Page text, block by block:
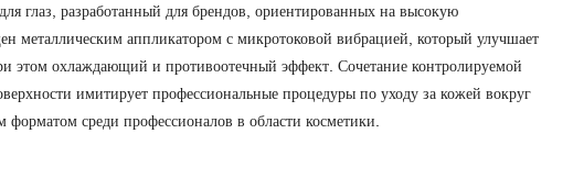
глаз, разработанный для брендов, ориентированных на высокую
металлическим аппликатором с микротоковой вибрацией, который улучшает
этом охлаждающий и противоотечный эффект. Сочетание контролируемой
имитирует профессиональные процедуры по уходу за кожей вокруг
форматом среди профессионалов в области косметики.